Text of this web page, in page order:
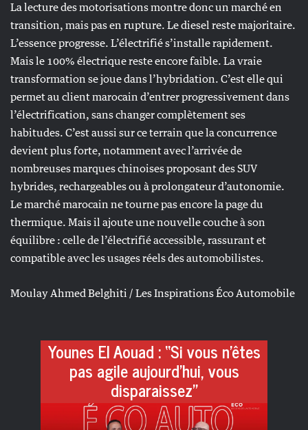
La lecture des motorisations montre donc un marché en
transition, mais pas en rupture. Le diesel reste majoritaire.
L’essence progresse. L’électrifié s’installe rapidement.
Mais le 100% électrique reste encore faible. La vraie
transformation se joue dans l’hybridation. C’est elle qui
permet au client marocain d’entrer progressivement dans
l’électrification, sans changer complètement ses
habitudes. C’est aussi sur ce terrain que la concurrence
devient plus forte, notamment avec l’arrivée de
nombreuses marques chinoises proposant des SUV
hybrides, rechargeables ou à prolongateur d’autonomie.
Le marché marocain ne tourne pas encore la page du
thermique. Mais il ajoute une nouvelle couche à son
équilibre : celle de l’électrifié accessible, rassurant et
compatible avec les usages réels des automobilistes.
Moulay Ahmed Belghiti / Les Inspirations Éco Automobile
Younes El Aouad : “Si vous n’êtes
pas agile aujourd’hui, vous
disparaissez”